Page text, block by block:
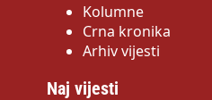
Kolumne
Crna kronika
Arhiv vijesti
Naj vijesti